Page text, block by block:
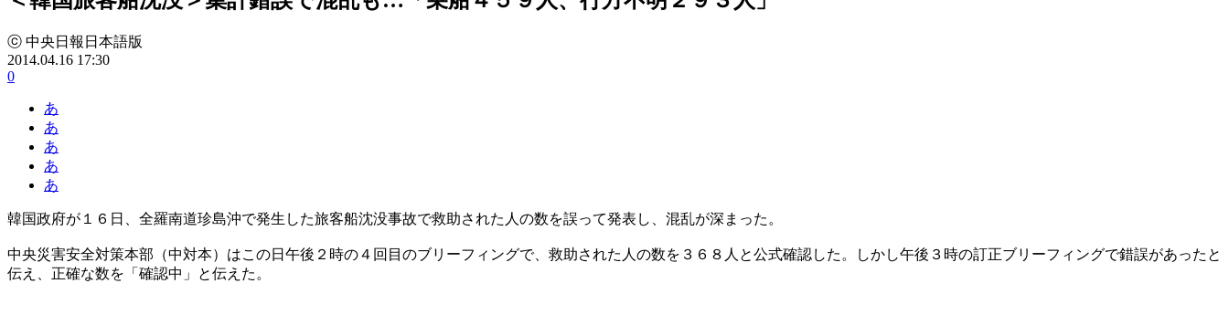
ⓒ 中央日報日本語版
2014.04.16 17:30
0
あ
あ
あ
あ
あ
韓国政府が１６日、全羅南道珍島沖で発生した旅客船沈没事故で救助された人の数を誤って発表し、混乱が深まった。
中央災害安全対策本部（中対本）はこの日午後２時の４回目のブリーフィングで、救助された人の数を３６８人と公式確認した。しかし午後３時の訂正ブリーフィングで錯誤があったと
伝え、正確な数を「確認中」と伝えた。